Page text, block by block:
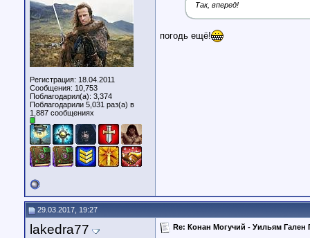
Регистрация: 18.04.2011
Сообщения: 10,753
Поблагодарил(а): 3,374
Поблагодарили 5,031 раз(а) в
1,887 сообщениях
Так, вперед!
погодь ещё!
29.03.2017, 19:27
lakedra77 Re: Конан Могучий - Уильям Гален